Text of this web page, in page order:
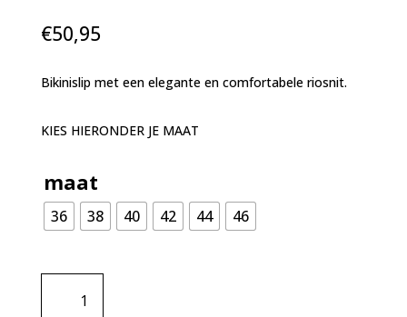
€50,95
Bikinislip met een elegante en comfortabele riosnit.
KIES HIERONDER JE MAAT
maat
36 38 40 42 44 46
Prima
Donna